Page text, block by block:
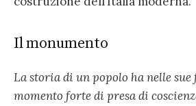
Il monumento
La storia di un popolo ha nelle
mo­mento forte di presa di